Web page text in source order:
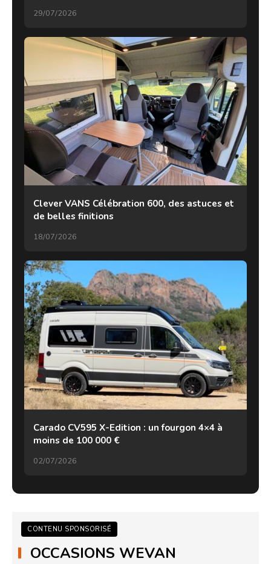
29/07/2026
Clever VANS Célébration 600, des astuces et
de belles finitions
18/07/2026
Carado CV595 X-Edition : un fourgon 4×4 à
moins de 100 000 €
02/07/2026
CONTENU SPONSORISÉ
OCCASIONS WEVAN